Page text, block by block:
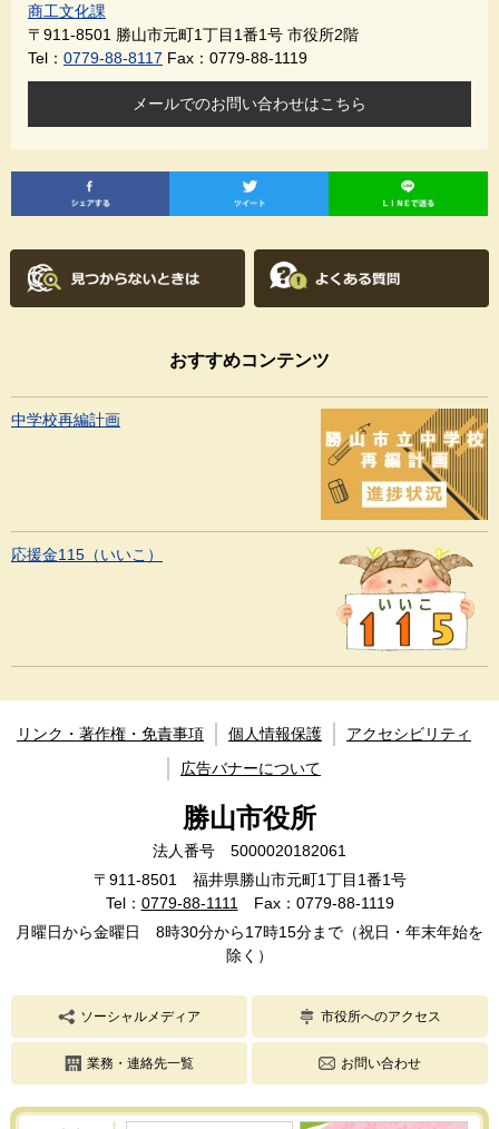
商工文化課
〒911-8501 勝山市元町1丁目1番1号 市役所2階
Tel： 0779-88-8117 Fax：0779-88-1119
メールでのお問い合わせはこちら
おすすめコンテンツ
中学校再編計画
応援金115（いいこ）
リンク・著作権・免責事項 個人情報保護
アクセシビリティ
広告バナーについて
勝山市役所
法人番号 5000020182061
〒911-8501 福井県勝山市元町1丁目1番1号
Tel： 0779-88-1111
Fax：0779-88-1119
月曜日から金曜日 8時30分から17時15分まで（祝日・年末年始を
除く）
ソーシャルメディア 市役所へのアクセス
業務・連絡先一覧 お問い合わせ